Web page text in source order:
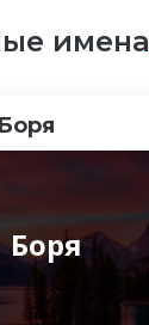
имена
Боря